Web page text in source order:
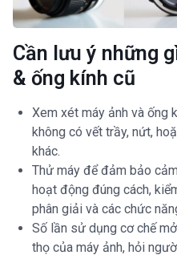
Cần lưu ý những
& ống kính cũ
Xem xét máy ảnh và ống
không có vết trầy, nứt,
khác.
Thử máy để đảm bảo
hoạt động đúng cách,
phân giải và các chức
Số lần sử dụng cơ chế
thọ của máy ảnh, hỏi